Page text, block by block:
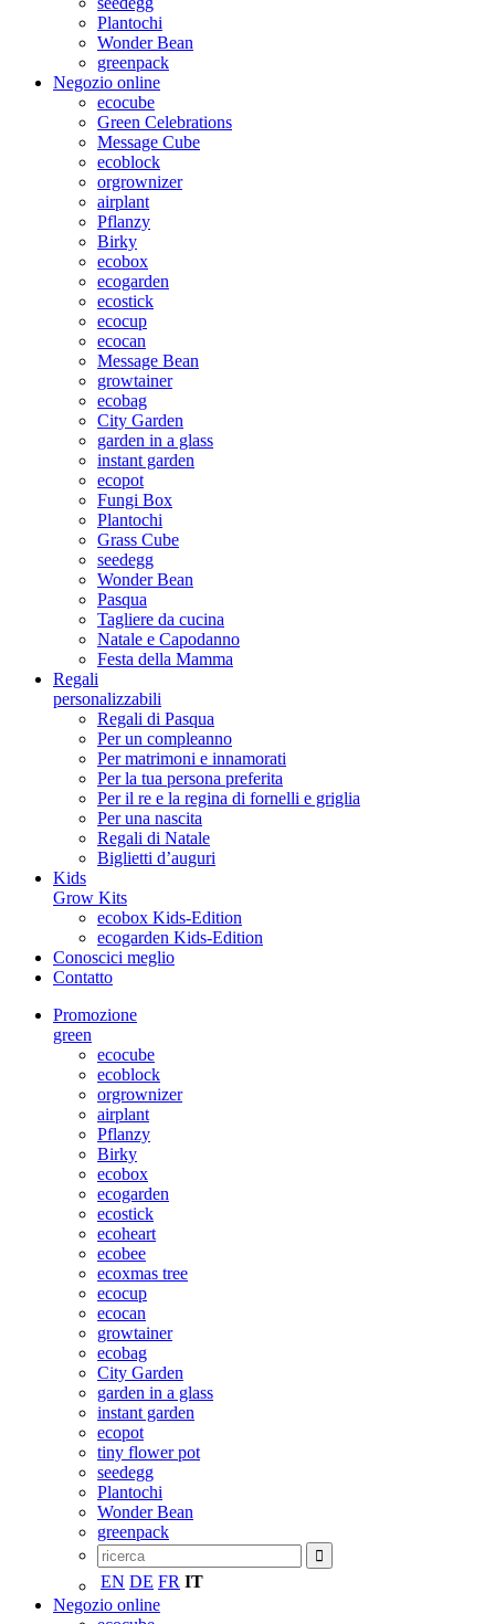
Plantochi
Wonder Bean
greenpack
Negozio online
ecocube
Green Celebrations
Message Cube
ecoblock
orgrownizer
airplant
Pflanzy
Birky
ecobox
ecogarden
ecostick
ecocup
ecocan
Message Bean
growtainer
ecobag
City Garden
garden in a glass
instant garden
ecopot
Fungi Box
Plantochi
Grass Cube
seedegg
Wonder Bean
Pasqua
Tagliere da cucina
Natale e Capodanno
Festa della Mamma
Regali
personalizzabili
Regali di Pasqua
Per un compleanno
Per matrimoni e innamorati
Per la tua persona preferita
Per il re e la regina di fornelli e griglia
Per una nascita
Regali di Natale
Biglietti d’auguri
Kids
Grow Kits
ecobox Kids-Edition
ecogarden Kids-Edition
Conoscici meglio
Contatto
Promozione
green
ecocube
ecoblock
orgrownizer
airplant
Pflanzy
Birky
ecobox
ecogarden
ecostick
ecoheart
ecobee
ecoxmas tree
ecocup
ecocan
growtainer
ecobag
City Garden
garden in a glass
instant garden
ecopot
tiny flower pot
seedegg
Plantochi
Wonder Bean
greenpack
EN DE FR IT
Negozio online